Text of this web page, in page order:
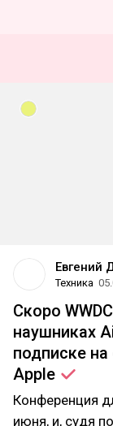
Евгений
Техника
Скоро
наушниках
подписке
Apple
Конференция
июня, и, судя